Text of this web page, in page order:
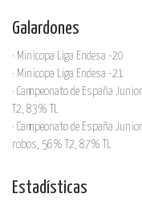
Galardones
· Minicopa Liga Endesa -20
· Minicopa Liga Endesa -21
· Campeonato de España
T2, 83% TL
· Campeonato de España
robos, 56% T2, 87% TL
Estadísticas